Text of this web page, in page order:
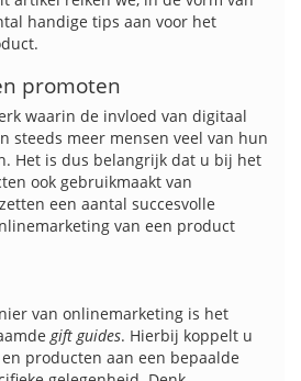
handige tips aan voor het
promoten
waarin de invloed van digitaal
steeds meer mensen veel van hun
Het is dus belangrijk dat u bij het
ook gebruikmaakt van
een aantal succesvolle
van een product
van onlinemarketing is het
gift guides. Hierbij koppelt u
producten aan een bepaalde